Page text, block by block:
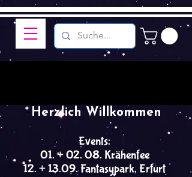
Events:
01. + 02. 08. Krähenfee
12. + 13.09. Fantasypark, Erfurt
Herzlich Willkommen